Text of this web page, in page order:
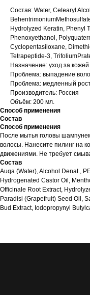
Состав: Water, Cetearyl
Hydrolyzed Keratin, Phenyl
Phenoxyethanol,
Cyclopentasiloxane,
Tetrapeptide-3,
Назначение: уход за
Проблема: выпадение
Проблема: медленный
Производитель: Россия
Объём: 200 мл.
Способ применения
Состав
Способ применения
После мытья головы
волосы. Нанесите пилинг на
движениями. Не требует
Состав
Auqa (Water), Alcohol Denat.,
Hydrogenated Castor Oil,
Officinale Root Extract,
Paradisi (Grapefruit) Seed Oil,
Bud Extract, Iodopropynyl